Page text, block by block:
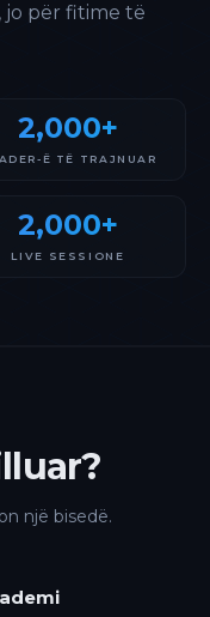
jo për fitime të
2,000+
Ë TË TRAJNUAR
2,000+
LIVE SESSIONE
një bisedë.